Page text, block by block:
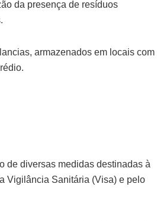
da presença de resíduos
armazenados em locais com
de diversas medidas destinadas à
Vigilância Sanitária (Visa) e pelo